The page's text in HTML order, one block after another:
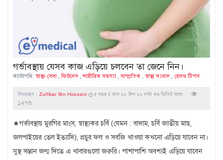
গর্ভাবস্থায় যেসব কাজ এড়িয়ে চলবেন তা জেনে নিন।
ক্যাটাগরি: স্বাস্থ্য-সেবা,ফিটনেস,শারীরিক সমস্যা,সাম্প্রতিক স্বাস্থ্য সংবাদ হেলথ টিপস
লিখেছেন : Zulfikar Bin Hossain ৫ বছর ৫ মাস ১৮ দিন ১৬ ঘন্টা ৩৩ মিনিট আগে
১২৭৩
★গর্ভাবস্থায় মুরগির মাংস, স্বাস্থ্যকর চর্বি (যেমন : বাদাম, চর্বি জাতীয় মাছ,
জলপাইয়ের তেল ইত্যাদি), প্রচুর ফল ও সবজি খাওয়া কখনো এড়িয়ে যাবেন না।
সুস্থ সন্তান জন্ম দিতে এ খাবারগুলো জরুরি। পাশাপাশি অবশ্যই এড়িয়ে যাবেন